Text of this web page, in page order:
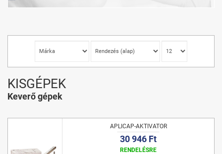
KISGÉPEK
Keverő gépek
APLICAP-AKTIVATOR
30 946 Ft
RENDELÉSRE